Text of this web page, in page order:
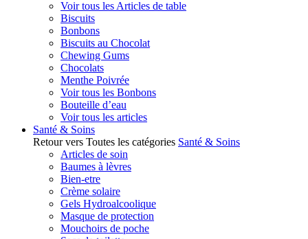
Voir tous les Articles de table
Biscuits
Bonbons
Biscuits au Chocolat
Chewing Gums
Chocolats
Menthe Poivrée
Voir tous les Bonbons
Bouteille d’eau
Voir tous les articles
Santé & Soins
Retour vers Toutes les catégories Santé & Soins
Articles de soin
Baumes à lèvres
Bien-etre
Crème solaire
Gels Hydroalcoolique
Masque de protection
Mouchoirs de poche